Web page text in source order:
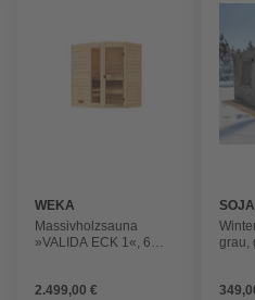
WEKA
Massivholzsauna
»VALIDA ECK 1«, 6
Steuerung
2.499,00 €
grau,